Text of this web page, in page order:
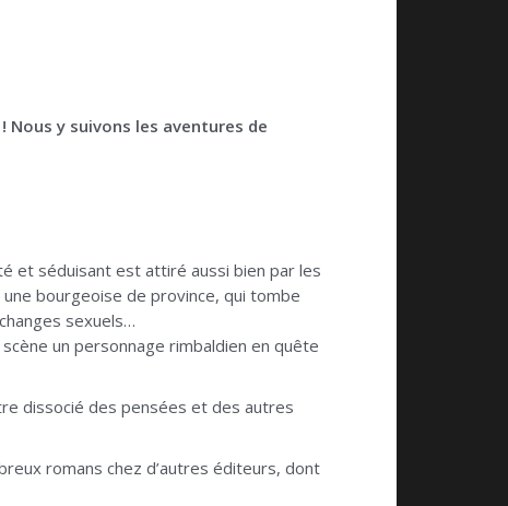
Nous y suivons les aventures de
et séduisant est attiré aussi bien par les
bourgeoise de province, qui tombe
sexuels…
un personnage rimbaldien en quête
dissocié des pensées et des autres
romans chez d’autres éditeurs, dont